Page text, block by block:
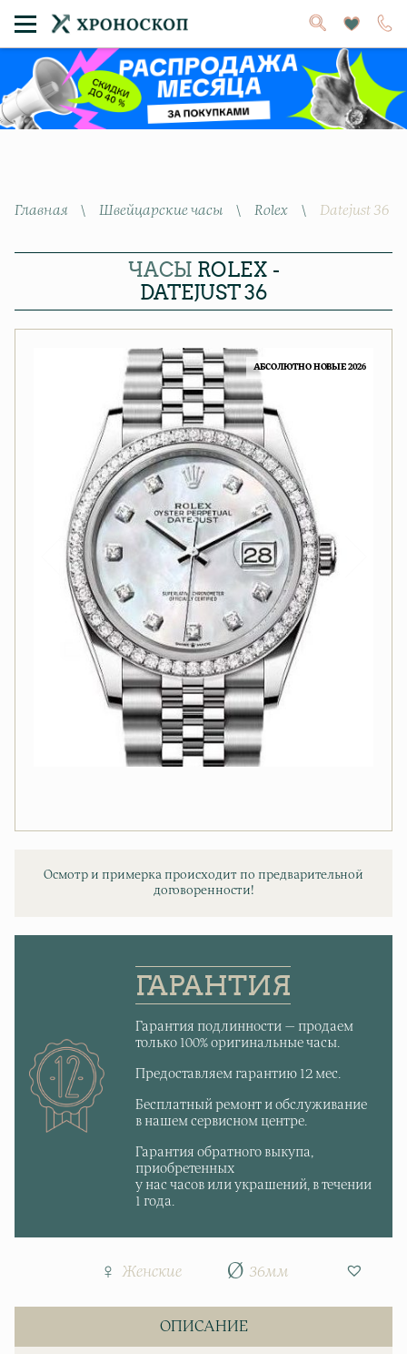
Главная \ Швейцарские часы \ Rolex \ Datejust 36
ЧАСЫ ROLEX -
DATEJUST 36
АБСОЛЮТНО НОВЫЕ 2026
Осмотр и примерка происходит по предварительной
договоренности!
ГАРАНТИЯ
Гарантия подлинности — продаем
только 100% оригинальные часы.
Предоставляем гарантию 12 мес.
Бесплатный ремонт и обслуживание
в нашем сервисном центре.
Гарантия обратного выкупа,
приобретенных
у нас часов или украшений, в течении
1 года.
Женские 36мм
ОПИСАНИЕ